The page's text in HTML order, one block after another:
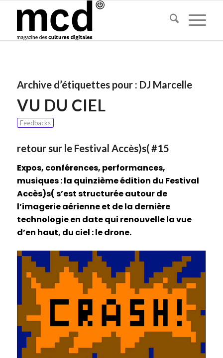
Archive d’étiquettes pour : DJ Marcelle
VU DU CIEL
Feedbacks
retour sur le Festival Accès)s( #15
Expos, conférences, performances,
musiques : la quinzième édition du Festival
Accès)s( s’est structurée autour de
l’imagerie aérienne et de la dernière
technologie en date qui renouvelle la vue
d’en haut, du ciel : le drone.